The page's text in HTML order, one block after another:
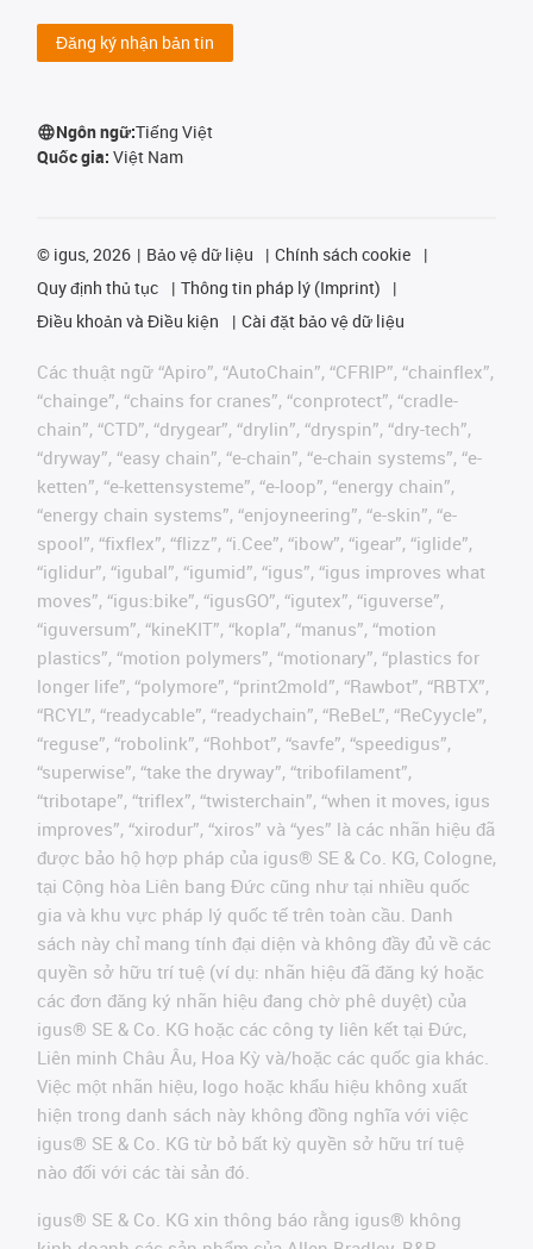
Đăng ký nhận bản tin
Ngôn ngữ:Tiếng Việt
Quốc gia: Việt Nam
© igus, 2026 Bảo vệ dữ liệu
Chính sách cookie
Quy định thủ tục
Thông tin pháp lý (Imprint)
Điều khoản và Điều kiện
Cài đặt bảo vệ dữ liệu
Các thuật ngữ “Apiro”, “AutoChain”, “CFRIP”, “chainflex”,
“chainge”, “chains for cranes”, “conprotect”, “cradle-
chain”, “CTD”, “drygear”, “drylin”, “dryspin”, “dry-tech”,
“dryway”, “easy chain”, “e-chain”, “e-chain systems”, “e-
ketten”, “e-kettensysteme”, “e-loop”, “energy chain”,
“energy chain systems”, “enjoyneering”, “e-skin”, “e-
spool”, “fixflex”, “flizz”, “i.Cee”, “ibow”, “igear”, “iglide”,
“iglidur”, “igubal”, “igumid”, “igus”, “igus improves what
moves”, “igus:bike”, “igusGO”, “igutex”, “iguverse”,
“iguversum”, “kineKIT”, “kopla”, “manus”, “motion
plastics”, “motion polymers”, “motionary”, “plastics for
longer life”, “polymore”, “print2mold”, “Rawbot”, “RBTX”,
“RCYL”, “readycable”, “readychain”, “ReBeL”, “ReCyycle”,
“reguse”, “robolink”, “Rohbot”, “savfe”, “speedigus”,
“superwise”, “take the dryway”, “tribofilament”,
“tribotape”, “triflex”, “twisterchain”, “when it moves, igus
improves”, “xirodur”, “xiros” và “yes” là các nhãn hiệu đã
được bảo hộ hợp pháp của igus® SE & Co. KG, Cologne,
tại Cộng hòa Liên bang Đức cũng như tại nhiều quốc
gia và khu vực pháp lý quốc tế trên toàn cầu. Danh
sách này chỉ mang tính đại diện và không đầy đủ về các
quyền sở hữu trí tuệ (ví dụ: nhãn hiệu đã đăng ký hoặc
các đơn đăng ký nhãn hiệu đang chờ phê duyệt) của
igus® SE & Co. KG hoặc các công ty liên kết tại Đức,
Liên minh Châu Âu, Hoa Kỳ và/hoặc các quốc gia khác.
Việc một nhãn hiệu, logo hoặc khẩu hiệu không xuất
hiện trong danh sách này không đồng nghĩa với việc
igus® SE & Co. KG từ bỏ bất kỳ quyền sở hữu trí tuệ
nào đối với các tài sản đó.
igus® SE & Co. KG xin thông báo rằng igus® không